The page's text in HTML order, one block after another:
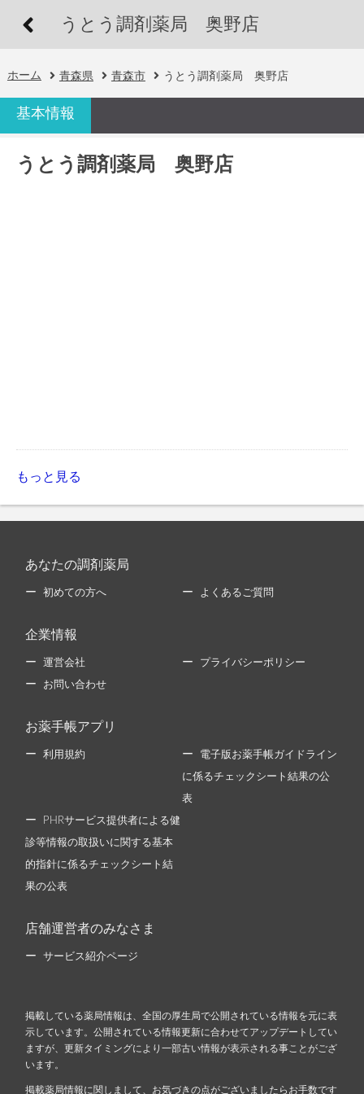
うとう調剤薬局 奥野店
ホーム 青森県 青森市 うとう調剤薬局 奥野店
基本情報
うとう調剤薬局 奥野店
もっと見る
あなたの調剤薬局
初めての方へ よくあるご質問
企業情報
運営会社 プライバシーポリシー
お問い合わせ
お薬手帳アプリ
利用規約 電子版お薬手帳ガイドライン
に係るチェックシート結果の公
表
PHRサービス提供者による健
診等情報の取扱いに関する基本
的指針に係るチェックシート結
果の公表
店舗運営者のみなさま
サービス紹介ページ
掲載している薬局情報は、全国の厚生局で公開されている情報を元に表
示しています。公開されている情報更新に合わせてアップデートしてい
ますが、更新タイミングにより一部古い情報が表示される事ことがござ
います。
掲載薬局情報に関しまして、お気づきの点がございましたらお手数です